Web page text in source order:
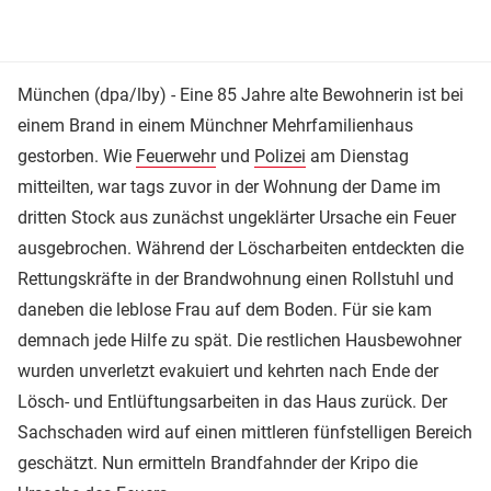
München (dpa/lby) - Eine 85 Jahre alte Bewohnerin ist bei
einem Brand in einem Münchner Mehrfamilienhaus
gestorben. Wie Feuerwehrund Polizei am Dienstag
mitteilten, war tags zuvor in der Wohnung der Dame im
dritten Stock aus zunächst ungeklärter Ursache ein Feuer
ausgebrochen. Während der Löscharbeiten entdeckten die
Rettungskräfte in der Brandwohnung einen Rollstuhl und
daneben die leblose Frau auf dem Boden. Für sie kam
demnach jede Hilfe zu spät. Die restlichen Hausbewohner
wurden unverletzt evakuiert und kehrten nach Ende der
Lösch- und Entlüftungsarbeiten in das Haus zurück. Der
Sachschaden wird auf einen mittleren fünfstelligen Bereich
geschätzt. Nun ermitteln Brandfahnder der Kripo die